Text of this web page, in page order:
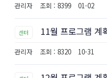
관리자 조회 : 8399 01-02
센터 11월 프로그램 계
관리자 조회 : 8320 10-31